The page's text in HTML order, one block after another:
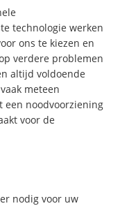
technologie werken
ons te kiezen en
verdere problemen
altijd voldoende
meteen
een noodvoorziening
voor de
nodig voor uw